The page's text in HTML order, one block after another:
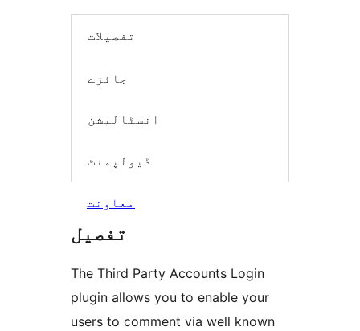
تفصیلات
جائزے
انسٹالیشن
ڈیولپمنٹ
معاونت
تفصیل
The Third Party Accounts Login
plugin allows you to enable your
users to comment via well known